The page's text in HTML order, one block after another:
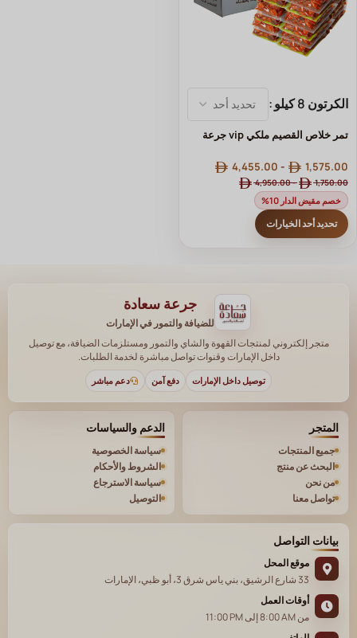
الكرتون 8 كيلو
⁨تمر خلاص القصيم ملكي vip⁩ جرعة
1,750.00
-
4,950.00
1,575.00
-
4,455.00
خصم مقيض الدار 10%
تحديد أحد الخيارات
جرعة سعادة
للضيافة والتمور في الإمارات
متجر إلكتروني لمنتجات القهوة والشاي والتمور ومستلزمات الضيافة، مع توصيل
داخل الإمارات وقنوات تواصل مباشرة لخدمة الطلبات.
توصيل داخل الإمارات دفع آمن دعم مباشر
المتجر
جميع المنتجات
البحث عن منتج
من نحن
تواصل معنا
الدعم والسياسات
سياسة الخصوصية
الشروط والأحكام
سياسة الاسترجاع
التوصيل
بيانات التواصل
موقع المحل
33 شارع الرشيق، بني ياس شرق 3، أبو ظبي، الإمارات
أوقات العمل
من8:00 AMإلى11:00 PM